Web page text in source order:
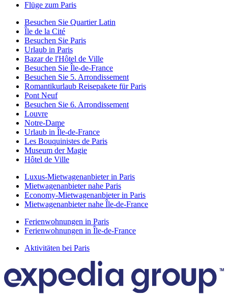
Flüge zum Paris
Besuchen Sie Quartier Latin
Île de la Cité
Besuchen Sie Paris
Urlaub in Paris
Bazar de l'Hôtel de Ville
Besuchen Sie Île-de-France
Besuchen Sie 5. Arrondissement
Romantikurlaub Reisepakete für Paris
Pont Neuf
Besuchen Sie 6. Arrondissement
Louvre
Notre-Dame
Urlaub in Île-de-France
Les Bouquinistes de Paris
Museum der Magie
Hôtel de Ville
Luxus-Mietwagenanbieter in Paris
Mietwagenanbieter nahe Paris
Economy-Mietwagenanbieter in Paris
Mietwagenanbieter nahe Île-de-France
Ferienwohnungen in Paris
Ferienwohnungen in Île-de-France
Aktivitäten bei Paris